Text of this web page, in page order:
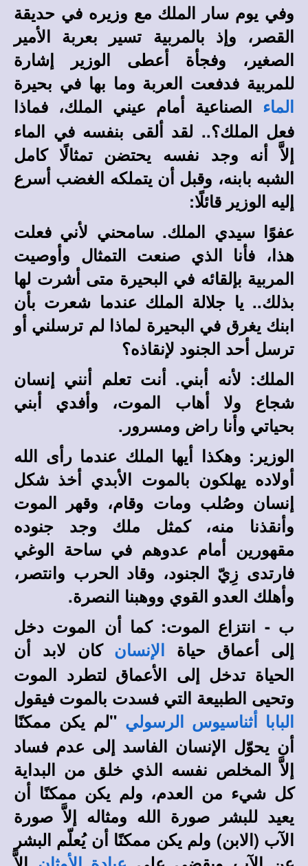
وفي يوم سار الملك مع وزيره في حديقة
القصر، وإذ بالمربية تسير بعربة الأمير
الصغير، وفجأة أعطى الوزير إشارة
للمربية فدفعت العربة وما بها في بحيرة
الماء
الصناعية أمام عيني الملك، فماذا
فعل الملك؟.. لقد ألقى بنفسه في الماء
إلاَّ أنه وجد نفسه يحتضن تمثالًا كامل
الشبه بابنه، وقبل أن يتملكه الغضب أسرع
إليه الوزير قائلًا:
عفوًا سيدي الملك. سامحني لأني فعلت
هذا، فأنا الذي صنعت التمثال وأوصيت
المربية بإلقائه في البحيرة متى أشرت لها
بذلك.. يا جلالة الملك عندما شعرت بأن
ابنك يغرق في البحيرة لماذا لم ترسلني أو
ترسل أحد الجنود لإنقاذه؟
الملك: لأنه أبني. أنت تعلم أنني إنسان
شجاع ولا أهاب الموت، وأفدي أبني
بحياتي وأنا راض ومسرور.
الوزير: وهكذا أيها الملك عندما رأى الله
أولاده يهلكون بالموت الأبدي أخذ شكل
إنسان وصُلب ومات وقام، وقهر الموت
وأنقذنا منه، كمثل ملك وجد جنوده
مقهورين أمام عدوهم في ساحة الوغي
فارتدى زِيّ الجنود، وقاد الحرب وانتصر،
وأهلك العدو القوي ووهبنا النصرة.
ب - انتزاع الموت: كما أن الموت دخل
إلى أعماق حياة
الإنسان
كان لابد أن
الحياة تدخل إلى الأعماق لتطرد الموت
وتحيى الطبيعة التي فسدت بالموت فيقول
البابا أثناسيوس الرسولي "لم يكن ممكنًا
أن يحوّل الإنسان الفاسد إلى عدم فساد
إلاَّ المخلص نفسه الذي خلق من البداية
كل شيء من العدم، ولم يكن ممكنًا أن
يعيد للبشر صورة الله ومثاله إلاَّ صورة
الآب (الابن) ولم يكن ممكنًا أن يُعلّم البشر